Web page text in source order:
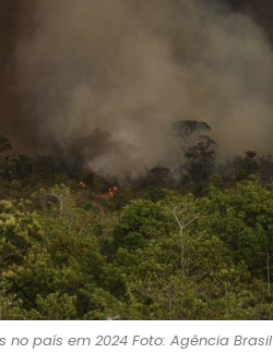
país em 2024 Foto: Agência Brasil